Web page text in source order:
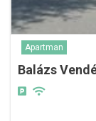
Apartman
Balázs